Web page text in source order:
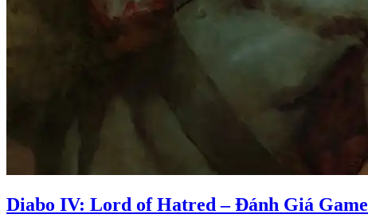
Diabo IV: Lord of Hatred – Đánh Giá Game